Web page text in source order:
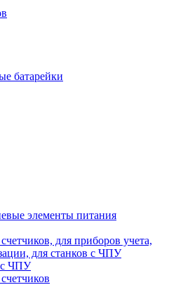
батарейки
элементы питания
для приборов учета,
для станков с ЧПУ
с ЧПУ